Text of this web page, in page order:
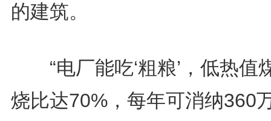
的建筑。
“电厂能吃‘粗粮’，低热值
烧比达70%，每年可消纳360